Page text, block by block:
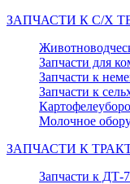
ЗАПЧАСТИ К С/Х
Запчасти для
Запчасти к
Запчасти к
Молочное
ЗАПЧАСТИ К
Запчасти к ДТ-